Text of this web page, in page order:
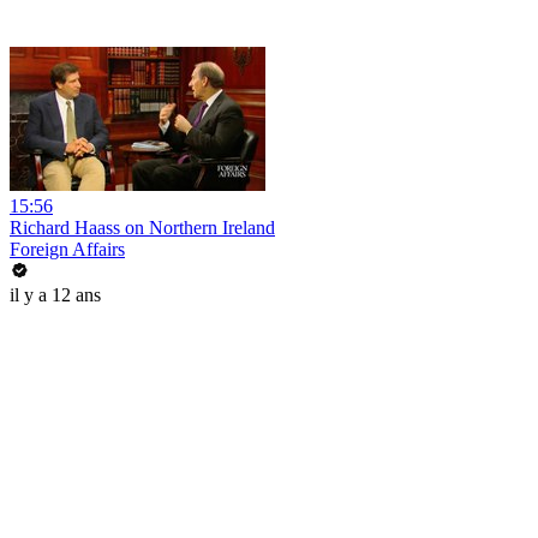
15:56
Richard Haass on Northern Ireland
Foreign Affairs
il y a 12 ans